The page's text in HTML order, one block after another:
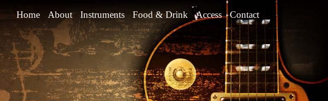
Home About Instruments Food & Drink Access Contact